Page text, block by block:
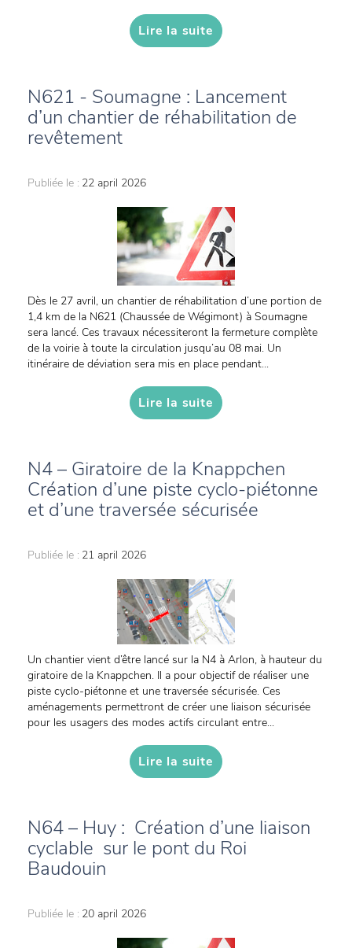
Lire la suite
N621 - Soumagne : Lancement
d’un chantier de réhabilitation de
revêtement
Publiée le : 22 april 2026
Dès le 27 avril, un chantier de réhabilitation d’une portion de
1,4 km de la N621 (Chaussée de Wégimont) à Soumagne
sera lancé. Ces travaux nécessiteront la fermeture complète
de la voirie à toute la circulation jusqu’au 08 mai. Un
itinéraire de déviation sera mis en place pendant...
Lire la suite
N4 – Giratoire de la Knappchen
Création d’une piste cyclo-piétonne
et d’une traversée sécurisée
Publiée le : 21 april 2026
Un chantier vient d’être lancé sur la N4 à Arlon, à hauteur du
giratoire de la Knappchen. Il a pour objectif de réaliser une
piste cyclo-piétonne et une traversée sécurisée. Ces
aménagements permettront de créer une liaison sécurisée
pour les usagers des modes actifs circulant entre...
Lire la suite
N64 – Huy : Création d’une liaison
cyclable sur le pont du Roi
Baudouin
Publiée le : 20 april 2026